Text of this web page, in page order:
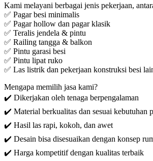
Kami melayani berbagai jenis pekerjaan,
✅ Pagar besi minimalis
✅ Pagar hollow dan pagar klasik
✅ Teralis jendela & pintu
✅ Railing tangga & balkon
✅ Pintu garasi besi
✅ Pintu lipat ruko
✅ Las listrik dan pekerjaan konstruksi besi
Mengapa memilih jasa kami?
✔️ Dikerjakan oleh tenaga berpengalaman
✔️ Material berkualitas dan sesuai kebutuhan
✔️ Hasil las rapi, kokoh, dan awet
✔️ Desain bisa disesuaikan dengan konsep
✔️ Harga kompetitif dengan kualitas terbaik